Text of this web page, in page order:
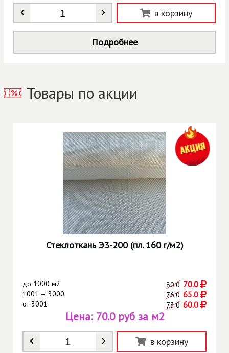
Количество в корзину
Подробнее
Товары по акции
Стеклоткань Э3-200 (пл. 160 г/м2)
до 1000 м2 80.0 70.0
1001 — 3000 76.0 65.0
от3001 73.0 60.0
Количество *
Цена: 70.0 руб за м2
в корзину